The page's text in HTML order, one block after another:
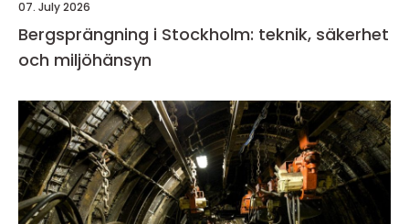
07. July 2026
Bergsprängning i Stockholm: teknik, säkerhet
och miljöhänsyn